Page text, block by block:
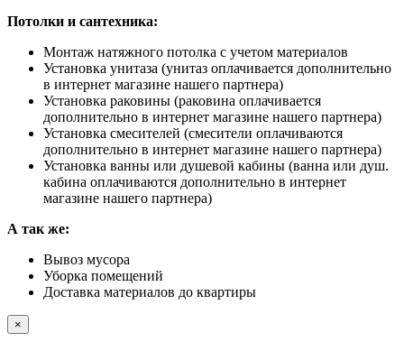
Потолки и сантехника:
Монтаж натяжного потолка с учетом материалов
Установка унитаза (унитаз оплачивается дополнительно
в интернет магазине нашего партнера)
Установка раковины (раковина оплачивается
дополнительно в интернет магазине нашего партнера)
Установка смесителей (смесители оплачиваются
дополнительно в интернет магазине нашего партнера)
Установка ванны или душевой кабины (ванна или душ.
кабина оплачиваются дополнительно в интернет
магазине нашего партнера)
А так же:
Вывоз мусора
Уборка помещений
Доставка материалов до квартиры
×